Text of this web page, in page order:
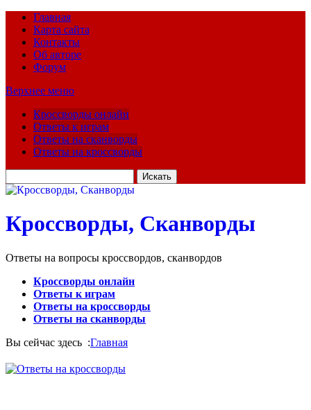
Главная
Карта сайта
Контакты
Об авторе
Форум
Верхнее меню
Кроссворды онлайн
Ответы к играм
Ответы на сканворды
Ответы на кроссворды
для:
Кроссворды, Сканворды
Ответы на вопросы кроссвордов, сканвордов
Кроссворды онлайн
Ответы к играм
Ответы на кроссворды
Ответы на сканворды
Вы сейчас здесь :Главная